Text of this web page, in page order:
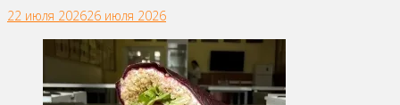
22 июля 202626 июля 2026